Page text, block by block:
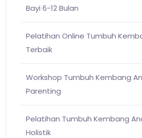
Bayi 6-12 Bulan
Pelatihan Online Tumbuh
Terbaik
Workshop Tumbuh Kembang
Parenting
Pelatihan Tumbuh Kembang
Holistik